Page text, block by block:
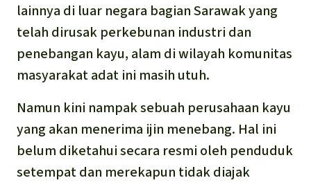
lainnya di luar negara bagian Sarawak yang
telah dirusak perkebunan industri dan
penebangan kayu, alam di wilayah komunitas
masyarakat adat ini masih utuh.
Namun kini nampak sebuah perusahaan kayu
yang akan menerima ijin menebang. Hal ini
belum diketahui secara resmi oleh penduduk
setempat dan merekapun tidak diajak